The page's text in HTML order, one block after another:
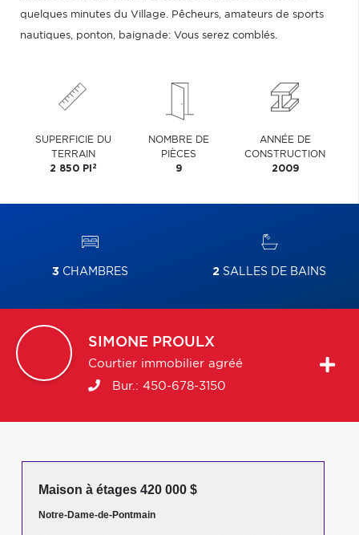
quelques minutes du Village. Pêcheurs, amateurs de sports
nautiques, ponton, baignade: Vous serez comblés.
SUPERFICIE DU
TERRAIN
2 850 PI 2
NOMBRE DE
PIÈCES
9
ANNÉE DE
CONSTRUCTION
2009
3 CHAMBRES 2 SALLES DE BAINS
SIMONE PROULX
Courtier immobilier agréé
Bur.: 450-678-3150
Maison à étages 420 000 $
Notre-Dame-de-Pontmain